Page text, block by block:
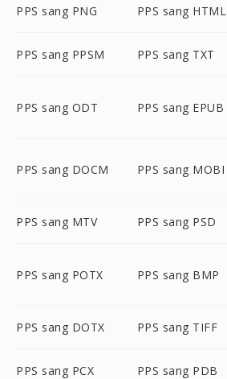
PPS sang PNG PPS sang HTML
PPS sang PPSM PPS sang TXT
PPS sang ODT PPS sang EPUB
PPS sang DOCM PPS sang MOBI
PPS sang MTV PPS sang PSD
PPS sang POTX PPS sang BMP
PPS sang DOTX PPS sang TIFF
PPS sang PCX PPS sang PDB